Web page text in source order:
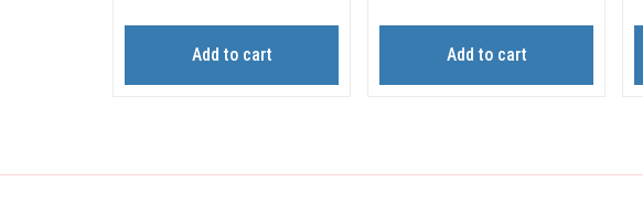
Add to cart
Add to cart